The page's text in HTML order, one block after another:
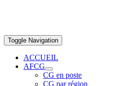
Toggle Navigation
ACCUEIL
AFCG
CG en poste
CG par région